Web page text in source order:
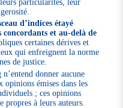
d’indices étayé
concordants et au-delà de
certaines dérives et
qui enfreignent la norme
de justice.
donner aucune
émises dans les
; ces opinions
propres à leurs auteurs.